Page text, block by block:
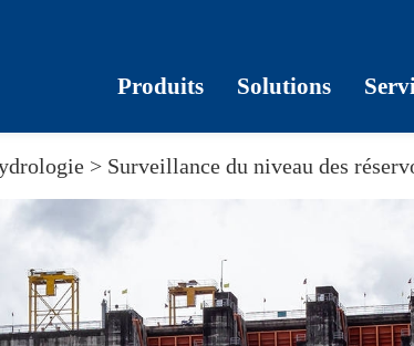
Produits Solutions
> Surveillance du niveau des